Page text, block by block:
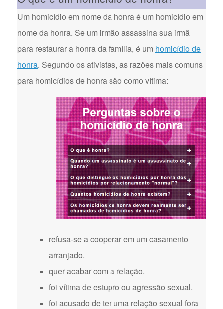
Um homicídio em nome da honra é um homicídio em
nome da honra. Se um irmão assassina sua irmã
para restaurar a honra da família, é um homicídio de
honra. Segundo os ativistas, as razões mais comuns
para homicídios de honra são como vítima:
refusa-se a cooperar em um casamento
arranjado.
quer acabar com a relação.
foi vítima de estupro ou agressão sexual.
foi acusado de ter uma relação sexual fora